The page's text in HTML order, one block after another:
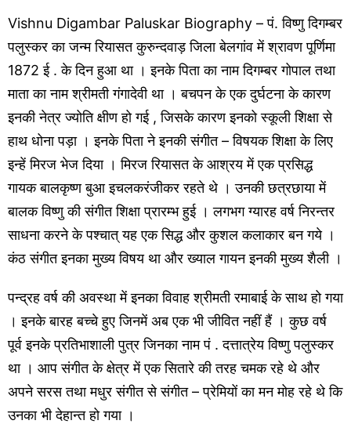
Vishnu Digambar Paluskar Biography – पं. विष्णु दिगम्बर
पलुस्कर का जन्म रियासत कुरुन्दवाड़ जिला बेलगांव में श्रावण पूर्णिमा
1872 ई . के दिन हुआ था । इनके पिता का नाम दिगम्बर गोपाल तथा
माता का नाम श्रीमती गंगादेवी था । बचपन के एक दुर्घटना के कारण
इनकी नेत्र ज्योति क्षीण हो गई , जिसके कारण इनको स्कूली शिक्षा से
हाथ धोना पड़ा । इनके पिता ने इनकी संगीत – विषयक शिक्षा के लिए
इन्हें मिरज भेज दिया । मिरज रियासत के आश्रय में एक प्रसिद्ध
गायक बालकृष्ण बुआ इचलकरंजीकर रहते थे । उनकी छत्रछाया में
बालक विष्णु की संगीत शिक्षा प्रारम्भ हुई । लगभग ग्यारह वर्ष निरन्तर
साधना करने के पश्चात् यह एक सिद्ध और कुशल कलाकार बन गये ।
कंठ संगीत इनका मुख्य विषय था और ख्याल गायन इनकी मुख्य शैली ।
पन्द्रह वर्ष की अवस्था में इनका विवाह श्रीमती रमाबाई के साथ हो गया
। इनके बारह बच्चे हुए जिनमें अब एक भी जीवित नहीं हैं । कुछ वर्ष
पूर्व इनके प्रतिभाशाली पुत्र जिनका नाम पं . दत्तात्रेय विष्णु पलुस्कर
था । आप संगीत के क्षेत्र में एक सितारे की तरह चमक रहे थे और
अपने सरस तथा मधुर संगीत से संगीत – प्रेमियों का मन मोह रहे थे कि
उनका भी देहान्त हो गया ।